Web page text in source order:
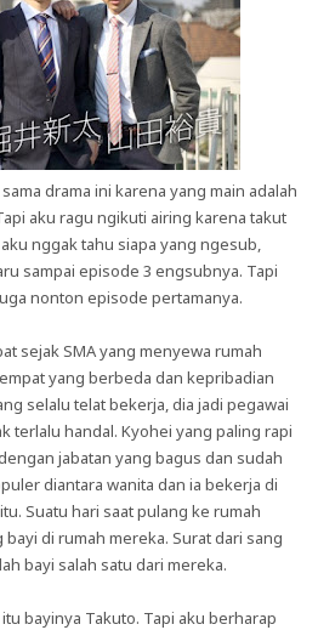
drama ini karena yang main adalah
aku ragu ngikuti airing karena takut
nggak tahu siapa yang ngesub,
sampai episode 3 engsubnya. Tapi
nonton episode pertamanya.
sejak SMA yang menyewa rumah
yang berbeda dan kepribadian
selalu telat bekerja, dia jadi pegawai
terlalu handal. Kyohei yang paling rapi
jabatan yang bagus dan sudah
diantara wanita dan ia bekerja di
Suatu hari saat pulang ke rumah
di rumah mereka. Surat dari sang
bayi salah satu dari mereka.
bayinya Takuto. Tapi aku berharap